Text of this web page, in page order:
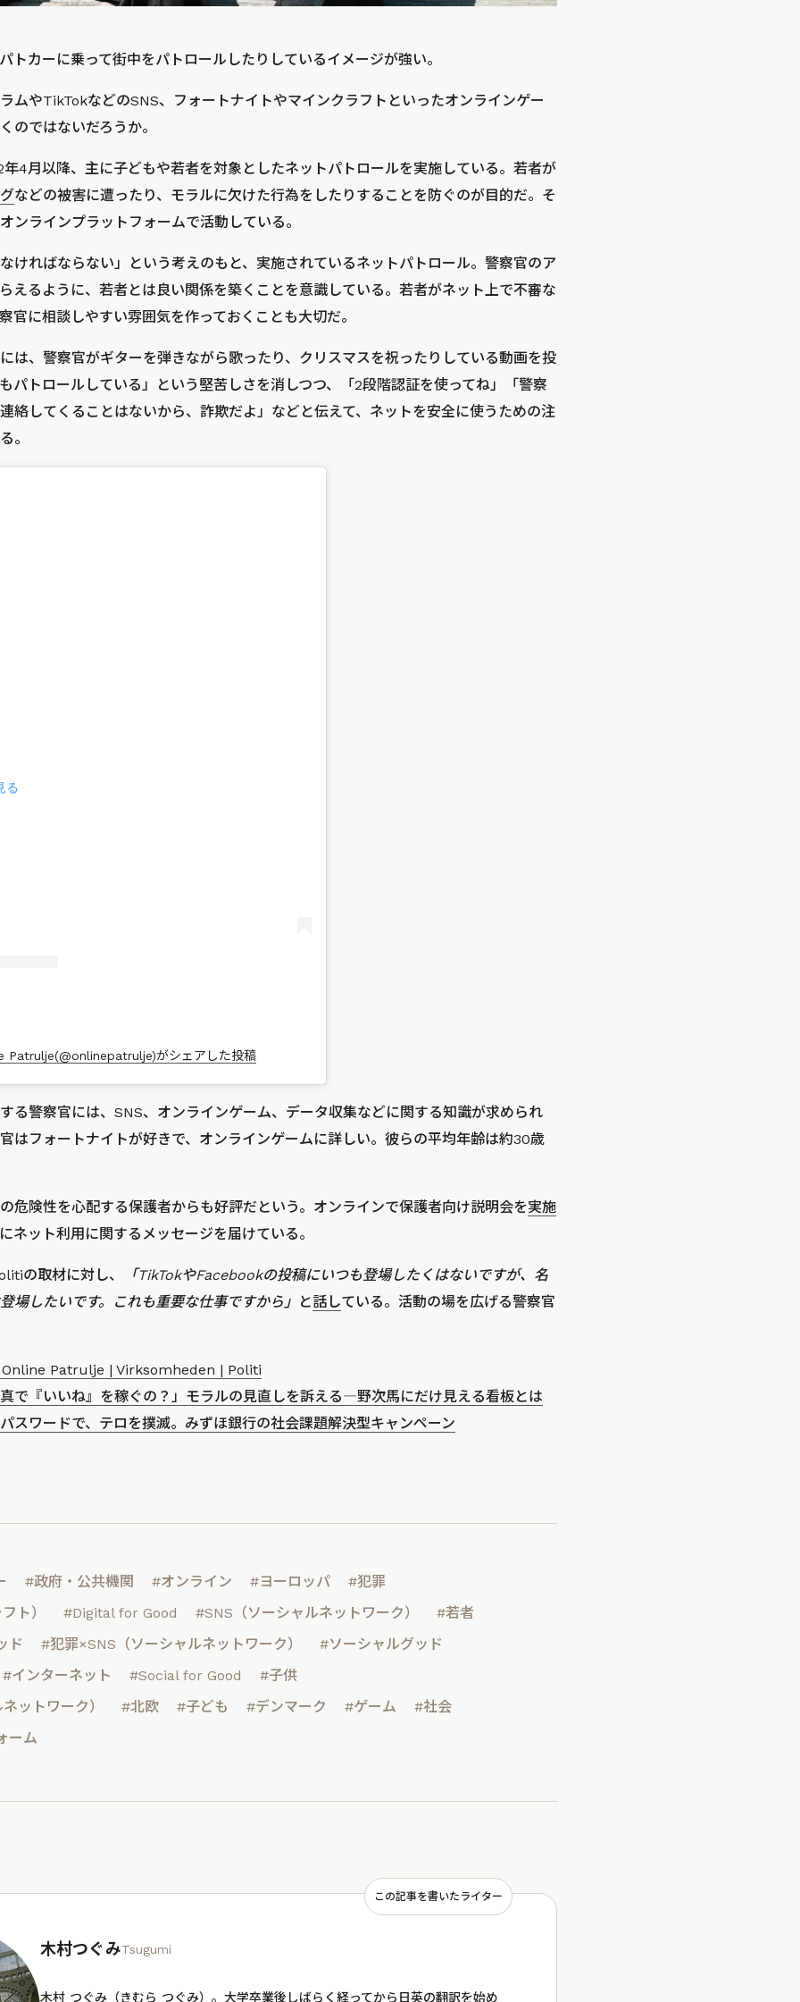
トカーに乗って街中をパトロールしたりしているイメージが強い。
ムやTikTokなどのSNS、フォートナイトやマインクラフトといったオンラインゲー
のではないだろうか。
4月以降、主に子どもや若者を対象としたネットパトロールを実施している。若者が
などの被害に遭ったり、モラルに欠けた行為をしたりすることを防ぐのが目的だ。そ
ンラインプラットフォームで活動している。
ければならない」という考えのもと、実施されているネットパトロール。警察官のア
えるように、若者とは良い関係を築くことを意識している。若者がネット上で不審な
官に相談しやすい雰囲気を作っておくことも大切だ。
は、警察官がギターを弾きながら歌ったり、クリスマスを祝ったりしている動画を投
パトロールしている」という堅苦しさを消しつつ、「2段階認証を使ってね」「警察
絡してくることはないから、詐欺だよ」などと伝えて、ネットを安全に使うための注
。
る
Patrulje(@onlinepatrulje)がシェアした投稿
る警察官には、SNS、オンラインゲーム、データ収集などに関する知識が求められ
はフォートナイトが好きで、オンラインゲームに詳しい。彼らの平均年齢は約30歳
危険性を心配する保護者からも好評だという。オンラインで保護者向け説明会を実施
ネット利用に関するメッセージを届けている。
の取材に対し、
「TikTokやFacebookの投稿にいつも登場したくはないですが、名
場したいです。これも重要な仕事ですから」 と話している。活動の場を広げる警察官
Patrulje | Virksomheden | Politi
で『いいね』を稼ぐの？」モラルの見直しを訴える―野次馬にだけ見える看板とは
スワードで、テロを撲滅。みずほ銀行の社会課題解決型キャンペーン
#政府・公共機関 #オンライン #ヨーロッパ
#犯罪
ト）
#Digital for Good #SNS（ソーシャルネットワーク）
#若者
ド
#犯罪×SNS（ソーシャルネットワーク）
#ソーシャルグッド
#インターネット
#Social for Good
#子供
ットワーク）
#北欧 #子ども #デンマーク #ゲーム
#社会
ーム
この記事を書いたライター
木村つぐみTsugumi
木村 つぐみ（きむら つぐみ）。大学卒業後しばらく経ってから日英の翻訳を始め